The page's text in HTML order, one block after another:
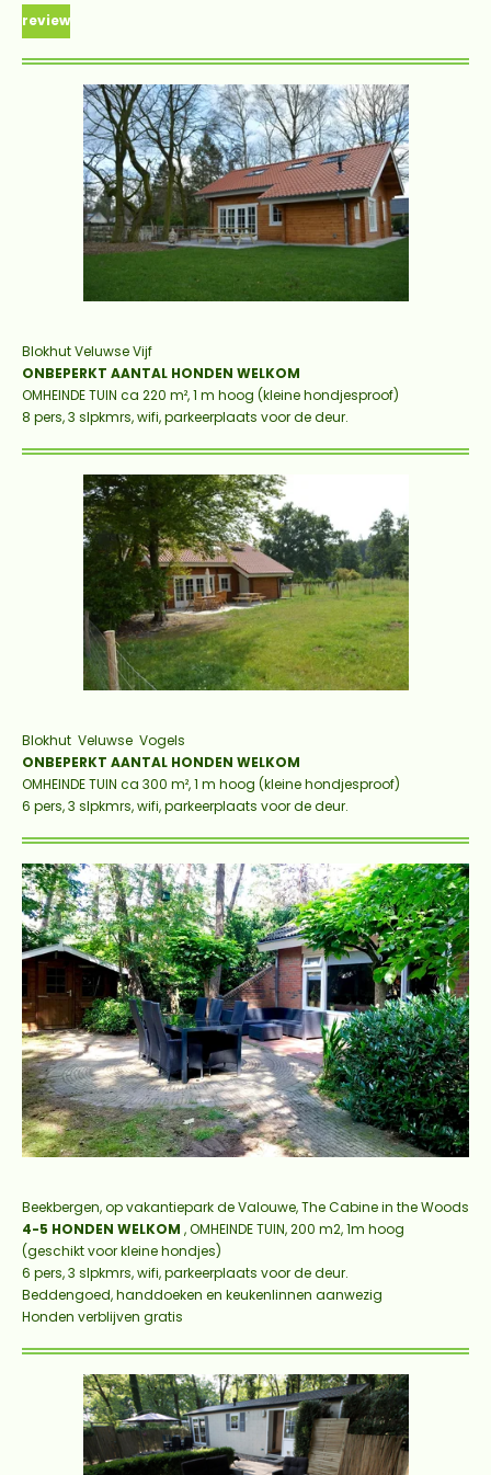
review
Blokhut Veluwse Vijf
ONBEPERKT AANTAL HONDEN WELKOM
OMHEINDE TUIN ca 220 m², 1 m hoog (kleine hondjesproof)
8 pers, 3 slpkmrs, wifi, parkeerplaats voor de deur.
Blokhut Veluwse Vogels
ONBEPERKT AANTAL HONDEN WELKOM
OMHEINDE TUIN ca 300 m², 1 m hoog (kleine hondjesproof)
6 pers, 3 slpkmrs, wifi, parkeerplaats voor de deur.
Beekbergen, op vakantiepark de Valouwe, The Cabine in the Woods
4-5 HONDEN WELKOM ,OMHEINDE TUIN, 200 m2, 1m hoog
(geschikt voor kleine hondjes)
6 pers, 3 slpkmrs, wifi, parkeerplaats voor de deur.
Beddengoed, handdoeken en keukenlinnen aanwezig
Honden verblijven gratis